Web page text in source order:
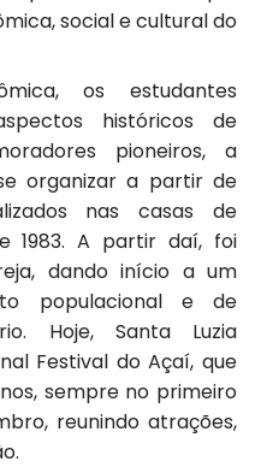
social e cultural do
os estudantes
históricos de
pioneiros, a
organizar a partir de
nas casas de
1983. A partir daí, foi
dando início a um
populacional e de
Hoje, Santa Luzia
Festival do Açaí, que
sempre no primeiro
reunindo atrações,